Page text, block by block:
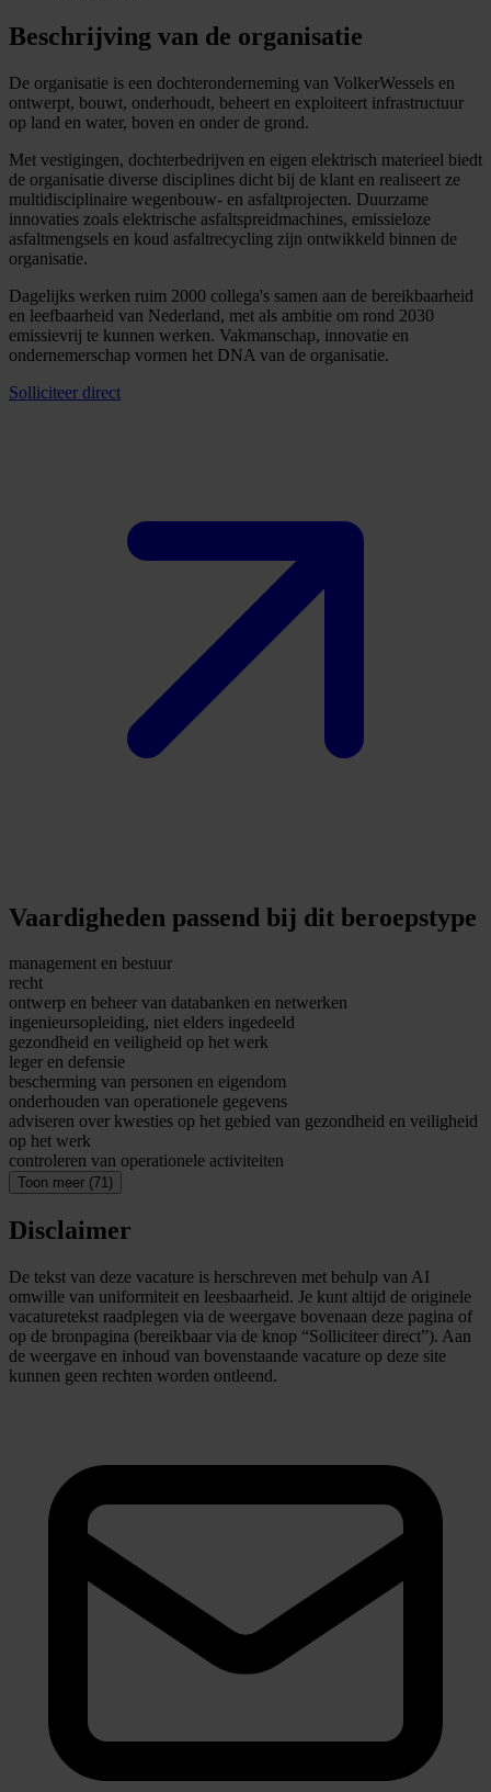
Beschrijving van de organisatie
De organisatie is een dochteronderneming van VolkerWessels en
ontwerpt, bouwt, onderhoudt, beheert en exploiteert infrastructuur
op land en water, boven en onder de grond.
Met vestigingen, dochterbedrijven en eigen elektrisch materieel biedt
de organisatie diverse disciplines dicht bij de klant en realiseert ze
multidisciplinaire wegenbouw- en asfaltprojecten. Duurzame
innovaties zoals elektrische asfaltspreidmachines, emissieloze
asfaltmengsels en koud asfaltrecycling zijn ontwikkeld binnen de
organisatie.
Dagelijks werken ruim 2000 collega's samen aan de bereikbaarheid
en leefbaarheid van Nederland, met als ambitie om rond 2030
emissievrij te kunnen werken. Vakmanschap, innovatie en
ondernemerschap vormen het DNA van de organisatie.
Solliciteer direct
Vaardigheden passend bij dit beroepstype
management en bestuur
recht
ontwerp en beheer van databanken en netwerken
ingenieursopleiding, niet elders ingedeeld
gezondheid en veiligheid op het werk
leger en defensie
bescherming van personen en eigendom
onderhouden van operationele gegevens
adviseren over kwesties op het gebied van gezondheid en veiligheid
op het werk
controleren van operationele activiteiten
Toon meer (71)
Disclaimer
De tekst van deze vacature is herschreven met behulp van AI
omwille van uniformiteit en leesbaarheid. Je kunt altijd de originele
vacaturetekst raadplegen via de weergave bovenaan deze pagina of
op de bronpagina (bereikbaar via de knop “Solliciteer direct”). Aan
de weergave en inhoud van bovenstaande vacature op deze site
kunnen geen rechten worden ontleend.